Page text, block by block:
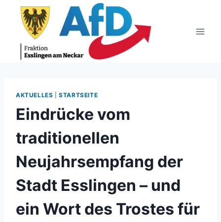
springen
AKTUELLES |STARTSEITE
Eindrücke vom
traditionellen
Neujahrsempfang der
Stadt Esslingen – und
ein Wort des Trostes für